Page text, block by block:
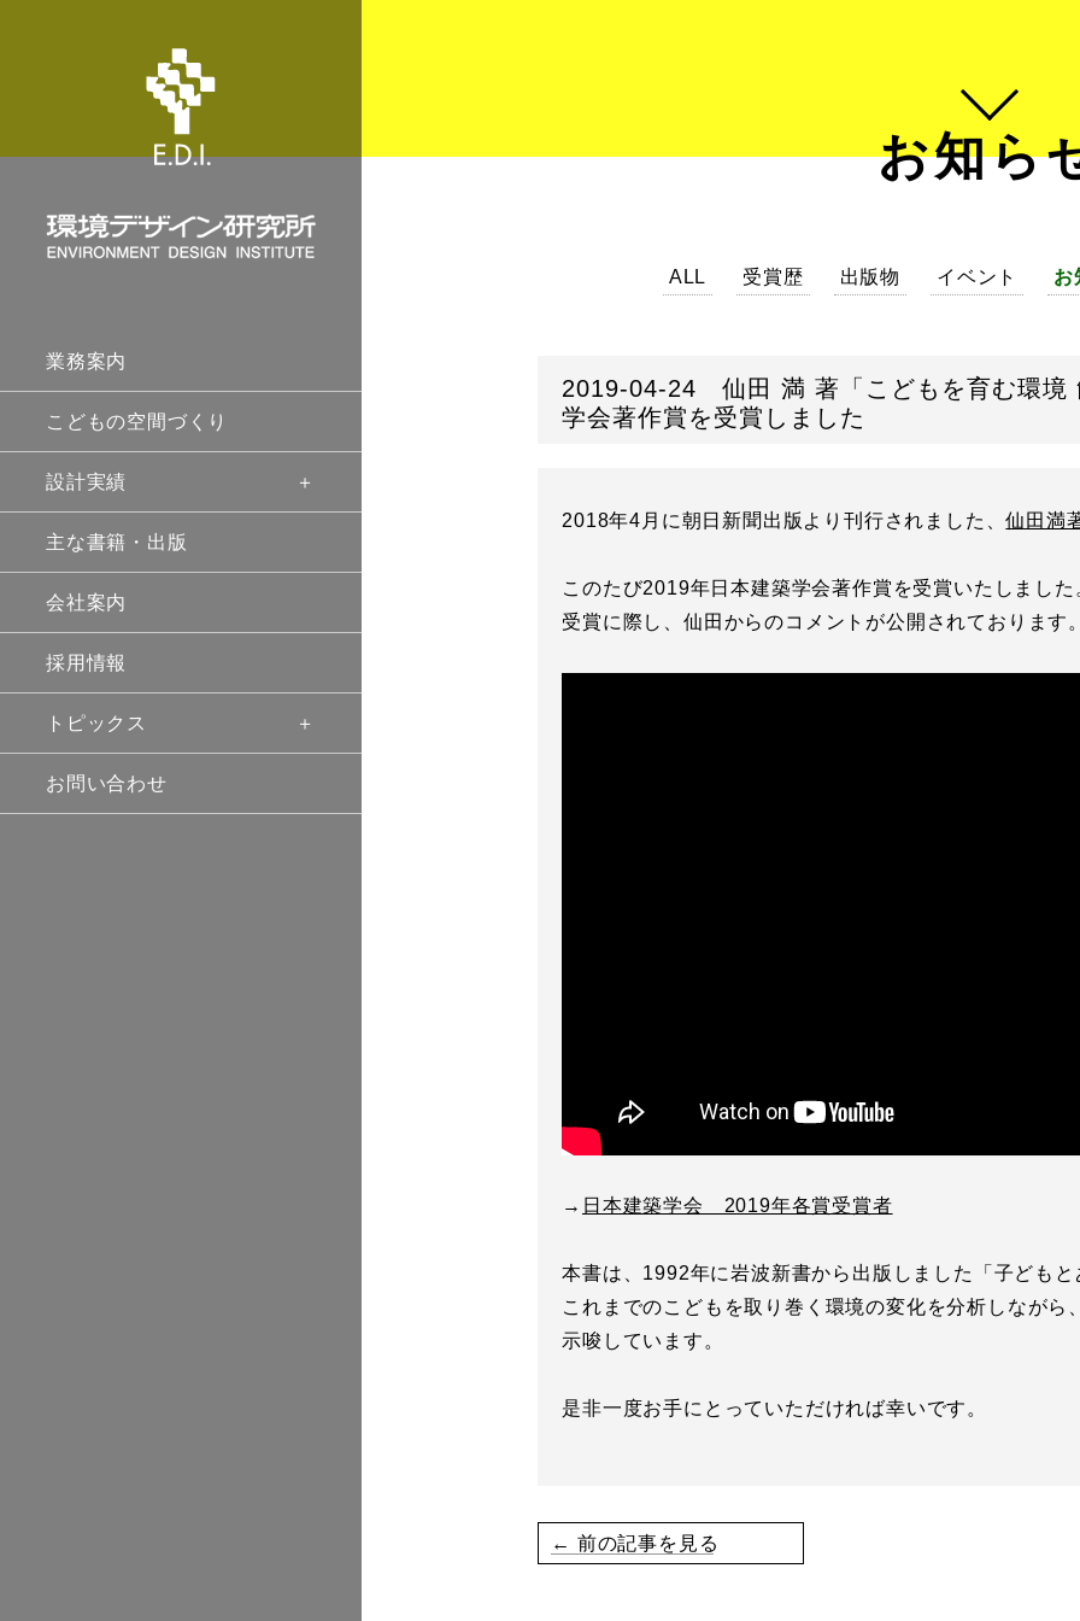
業務案内
こどもの空間づくり
設計実績
主な書籍・出版
会社案内
採用情報
トピックス
お問い合わせ
お知ら
ALL 受賞歴 出版物 イベント お
2019-04-24 仙田 満 著「こどもを育む環境
学会著作賞を受賞しました
2018年4月に朝日新聞出版より刊行されました、仙田満
このたび2019年日本建築学会著作賞を受賞いたしました
受賞に際し、仙田からのコメントが公開されております
→ 日本建築学会 2019年各賞受賞者
本書は、1992年に岩波新書から出版しました「子ども
これまでのこどもを取り巻く環境の変化を分析しなが
示唆しています。
是非一度お手にとっていただければ幸いです。
← 前の記事を見る